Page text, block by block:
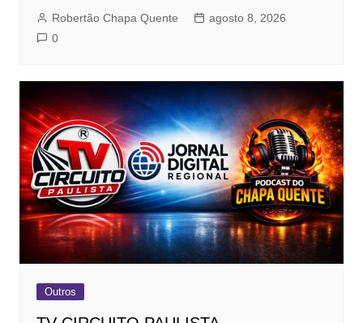
Robertão Chapa Quente
agosto 8, 2026
0
Outros